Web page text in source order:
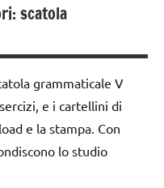
scatola
grammaticale V
e i cartellini di
e la stampa. Con
lo studio